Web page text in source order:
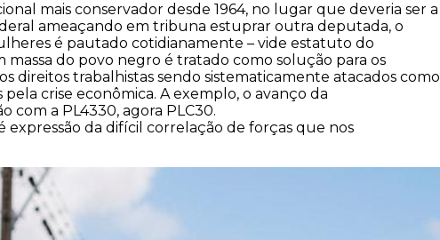
mais conservador desde 1964, no lugar que deveria ser a
ameaçando em tribuna estuprar outra deputada, o
é pautado cotidianamente – vide estatuto do
do povo negro é tratado como solução para os
direitos trabalhistas sendo sistematicamente atacados como
crise econômica. A exemplo, o avanço da
com a PL4330, agora PLC30.
expressão da difícil correlação de forças que nos